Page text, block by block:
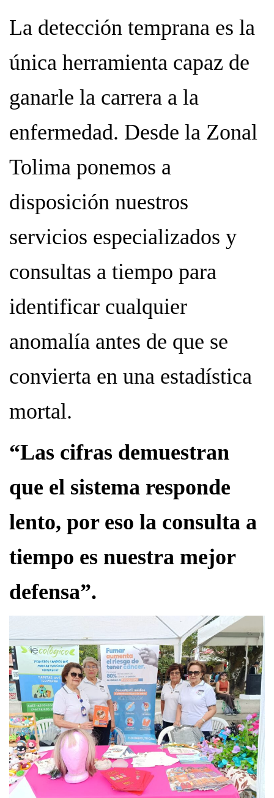
La detección temprana es la
única herramienta capaz de
ganarle la carrera a la
enfermedad. Desde la Zonal
Tolima ponemos a
disposición nuestros
servicios especializados y
consultas a tiempo para
identificar cualquier
anomalía antes de que se
convierta en una estadística
mortal.
“Las cifras demuestran
que el sistema responde
lento, por eso la consulta a
tiempo es nuestra mejor
defensa”.